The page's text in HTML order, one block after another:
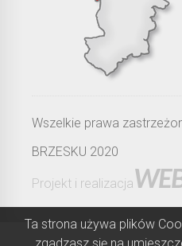
Ta strona używa plików
Wszelkie prawa
BRZESKU 2020
Projekt i realizacja